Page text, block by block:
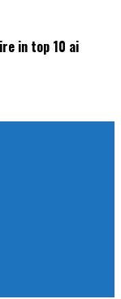
in top 10 ai